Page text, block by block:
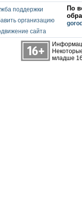
поддержки
организацию
сайта
По
младше